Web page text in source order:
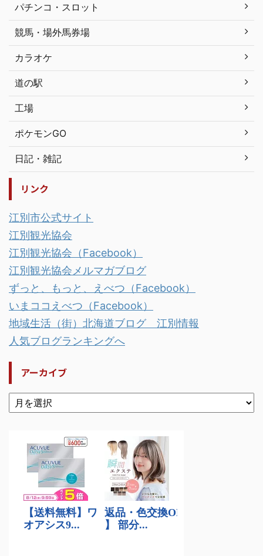
パチンコ・スロット
競馬・場外馬券場
カラオケ
道の駅
工場
ポケモンGO
日記・雑記
リンク
江別市公式サイト
江別観光協会
江別観光協会（Facebook）
江別観光協会メルマガブログ
ずっと、もっと、えべつ（Facebook）
いまココえべつ（Facebook）
地域生活（街）北海道ブログ 江別情報
人気ブログランキングへ
アーカイブ